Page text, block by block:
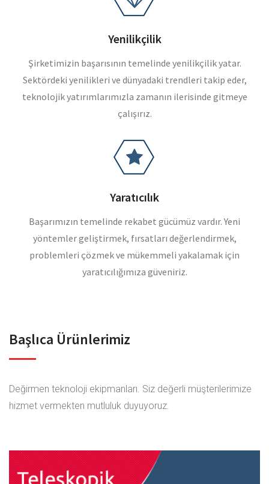
Yenilikçilik
Şirketimizin başarısının temelinde yenilikçilik yatar.
Sektördeki yenilikleri ve dünyadaki trendleri takip eder,
teknolojik yatırımlarımızla zamanın ilerisinde gitmeye
çalışırız.
Yaratıcılık
Başarımızın temelinde rekabet gücümüz vardır. Yeni
yöntemler geliştirmek, fırsatları değerlendirmek,
problemleri çözmek ve mükemmeli yakalamak için
yaratıcılığımıza güveniriz.
Başlıca Ürünlerimiz
Değirmen teknoloji ekipmanları. Siz değerli müşterilerimize
hizmet vermekten mutluluk duyuyoruz.